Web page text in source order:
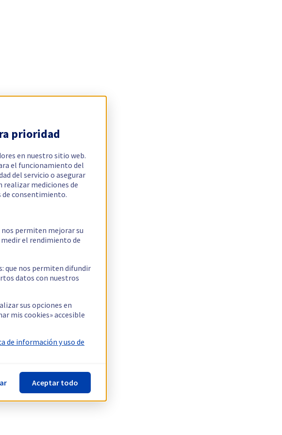
prioridad
en nuestro sitio web.
el funcionamiento del
del servicio o asegurar
mediciones de
de consentimiento.
permiten mejorar su
medir el rendimiento de
que nos permiten difundir
datos con nuestros
sus opciones en
mis cookies» accesible
de información y uso de
Aceptar todo